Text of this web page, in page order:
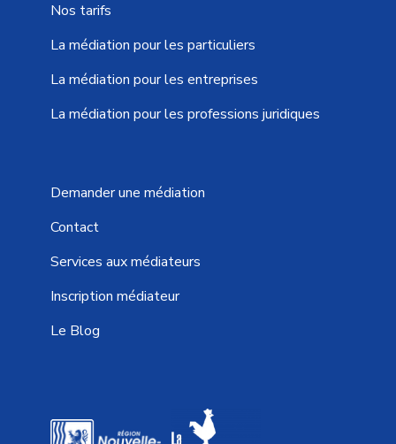
Nos tarifs
La médiation pour les particuliers
La médiation pour les entreprises
La médiation pour les professions juridiques
Demander une médiation
Contact
Services aux médiateurs
Inscription médiateur
Le Blog